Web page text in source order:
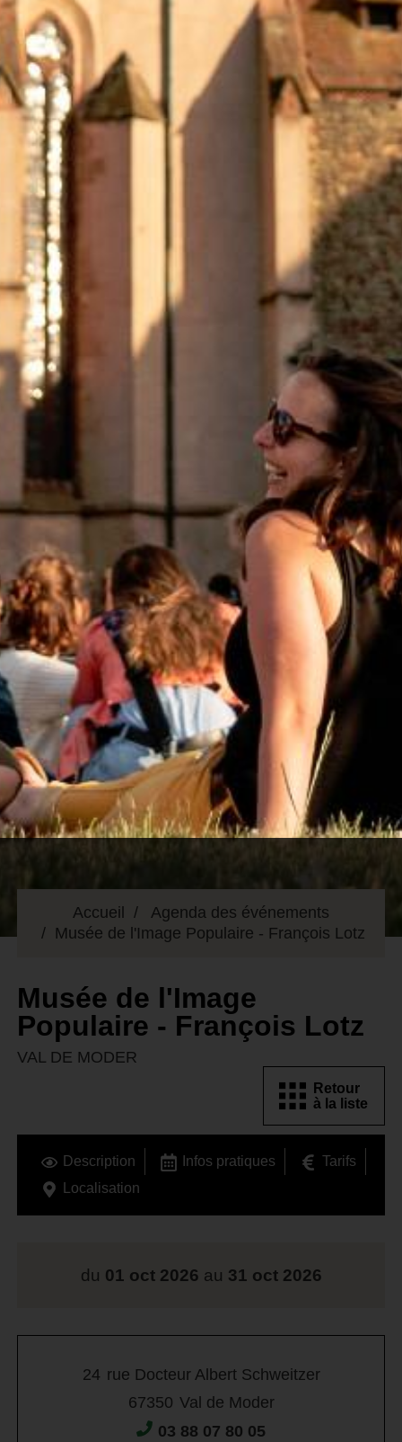
Accueil
Agenda des événements
Musée de l'Image Populaire - François Lotz
Musée de l'Image
Populaire - François Lotz
VAL DE MODER
Retour
à la liste
Description Infos pratiques
Tarifs
Localisation
du 01 oct 2026 au 31 oct 2026
24 rue Docteur Albert Schweitzer
67350 Val de Moder
03 88 07 80 05